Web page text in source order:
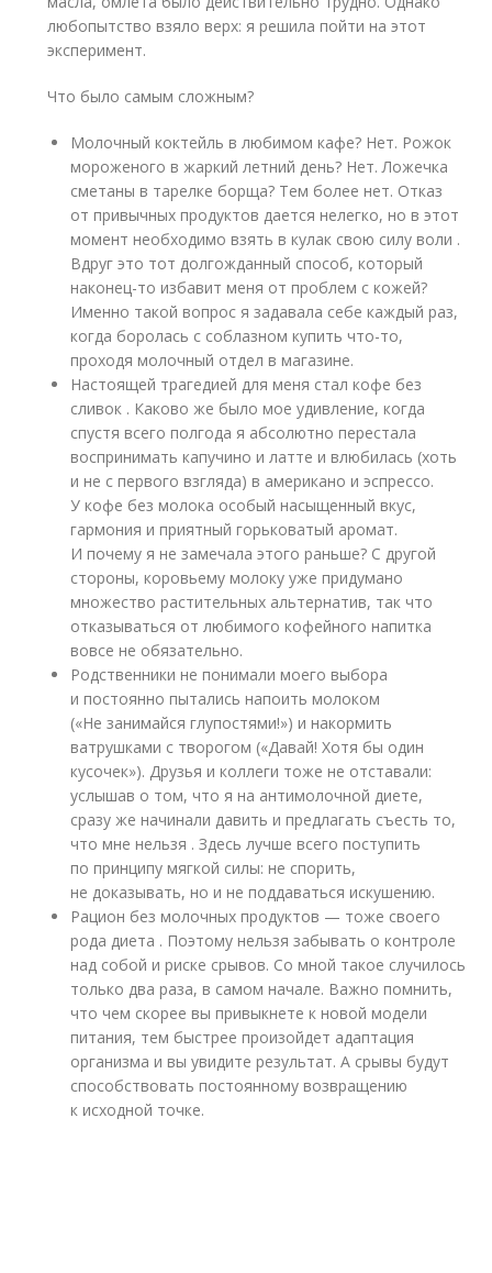
любопытство взяло верх: я решила пойти на этот
эксперимент.
Что было самым сложным?
Молочный коктейль в любимом кафе? Нет. Рожок
мороженого в жаркий летний день? Нет. Ложечка
сметаны в тарелке борща? Тем более нет. Отказ
от привычных продуктов дается нелегко, но в этот
момент необходимо взять в кулак свою силу воли .
Вдруг это тот долгожданный способ, который
наконец-то избавит меня от проблем с кожей?
Именно такой вопрос я задавала себе каждый раз,
когда боролась с соблазном купить что-то,
проходя молочный отдел в магазине.
Настоящей трагедией для меня стал кофе без
сливок . Каково же было мое удивление, когда
спустя всего полгода я абсолютно перестала
воспринимать капучино и латте и влюбилась (хоть
и не с первого взгляда) в американо и эспрессо.
У кофе без молока особый насыщенный вкус,
гармония и приятный горьковатый аромат.
И почему я не замечала этого раньше? С другой
стороны, коровьему молоку уже придумано
множество растительных альтернатив, так что
отказываться от любимого кофейного напитка
вовсе не обязательно.
Родственники не понимали моего выбора
и постоянно пытались напоить молоком
(«Не занимайся глупостями!») и накормить
ватрушками с творогом («Давай! Хотя бы один
кусочек»). Друзья и коллеги тоже не отставали:
услышав о том, что я на антимолочной диете,
сразу же начинали давить и предлагать съесть то,
что мне нельзя . Здесь лучше всего поступить
по принципу мягкой силы: не спорить,
не доказывать, но и не поддаваться искушению.
Рацион без молочных продуктов — тоже своего
рода диета . Поэтому нельзя забывать о контроле
над собой и риске срывов. Со мной такое случилось
только два раза, в самом начале. Важно помнить,
что чем скорее вы привыкнете к новой модели
питания, тем быстрее произойдет адаптация
организма и вы увидите результат. А срывы будут
способствовать постоянному возвращению
к исходной точке.